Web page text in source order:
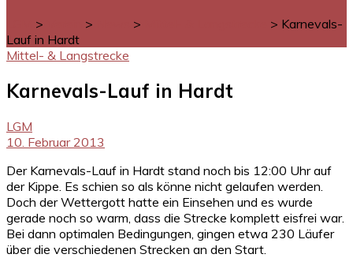
> > > > Karnevals-
Lauf in Hardt
Mittel- & Langstrecke
Karnevals-Lauf in Hardt
LGM
10. Februar 2013
Der Karnevals-Lauf in Hardt stand noch bis 12:00 Uhr auf
der Kippe. Es schien so als könne nicht gelaufen werden.
Doch der Wettergott hatte ein Einsehen und es wurde
gerade noch so warm, dass die Strecke komplett eisfrei war.
Bei dann optimalen Bedingungen, gingen etwa 230 Läufer
über die verschiedenen Strecken an den Start.